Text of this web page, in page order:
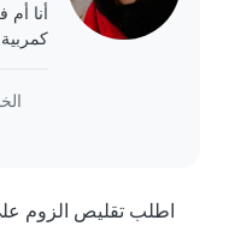
أنا أم
لدي
اطلب تقليص الزوم